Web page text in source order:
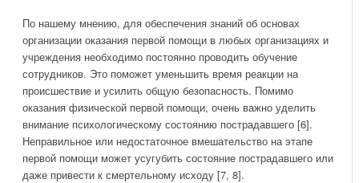
По нашему мнению, для обеспечения знаний об основах
организации оказания первой помощи в любых организациях и
учреждения необходимо постоянно проводить обучение
сотрудников. Это поможет уменьшить время реакции на
происшествие и усилить общую безопасность. Помимо
оказания физической первой помощи, очень важно уделить
внимание психологическому состоянию пострадавшего [6].
Неправильное или недостаточное вмешательство на этапе
первой помощи может усугубить состояние пострадавшего или
даже привести к смертельному исходу [7, 8].